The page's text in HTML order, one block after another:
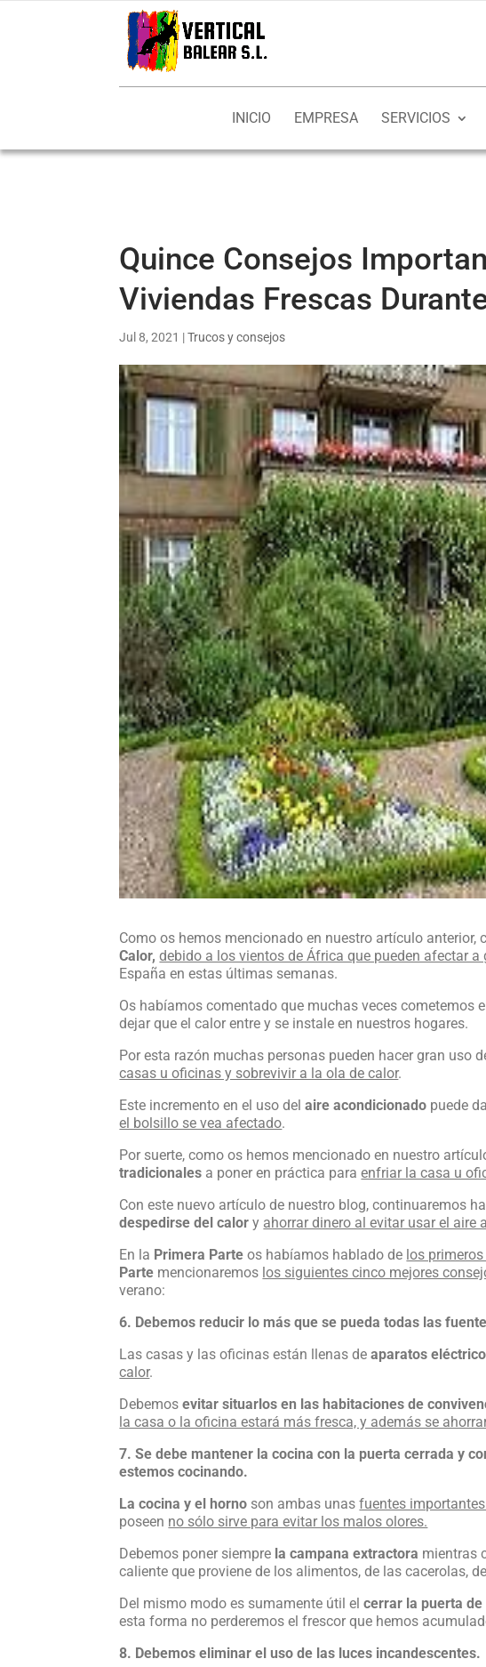
INICIO EMPRESA SERVICIOS
Quince Consejos
Viviendas Frescas
Jul 8, 2021 |Trucos y consejos
Como os hemos mencionado en nuestro artículo anterior,
Calor, debido a los vientos de África que pueden afectar a
España en estas últimas semanas.
Os habíamos comentado que muchas veces cometemos
dejar que el calor entre y se instale en nuestros hogares.
Por esta razón muchas personas pueden hacer gran uso
casas u oficinas y sobrevivir a la ola de calor.
Este incremento en el uso delaire acondicionado puede
el bolsillo se vea afectado.
Por suerte, como os hemos mencionado en nuestro
tradicionales a poner en práctica paraenfriar la casa u
Con este nuevo artículo de nuestro blog, continuaremos
despedirse del calor y ahorrar dinero al evitar usar el aire
En la Primera Parte os habíamos hablado de los
Parte mencionaremos los siguientes cinco mejores
verano:
6. Debemos reducir lo más que se pueda todas las
Las casas y las oficinas están llenas deaparatos
calor.
Debemosevitar situarlos en las habitaciones de
la casa o la oficina estará más fresca, y además se
7. Se debe mantener la cocina con la puerta cerrada y
estemos cocinando.
La cocina y el horno son ambas unasfuentes
poseen no sólo sirve para evitar los malos olores.
Debemos poner siempre la campana extractora mientras
caliente que proviene de los alimentos, de las cacerolas,
Del mismo modo es sumamente útil elcerrar la puerta
esta forma no perderemos el frescor que hemos
8. Debemos eliminar el uso de las luces incandescentes.